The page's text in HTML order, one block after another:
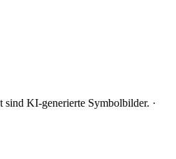
Kornwestheim, die auf lokale
suchen, haben keine
Außerdem berücksichtigt Google
Ranking-Faktor – langsame
KI-generierte Symbolbilder. ·